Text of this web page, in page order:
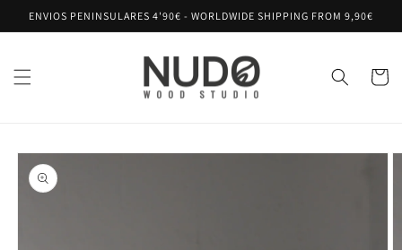
directamente
al contenido
ENVIOS PENINSULARES 4'90€ - WORLDWIDE SHIPPING FROM 9,90€
Carrito
directamente
a la
información